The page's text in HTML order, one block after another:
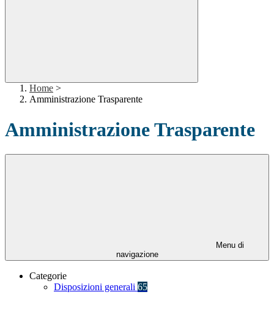
Home >
Amministrazione Trasparente
Amministrazione Trasparente
Menu di
navigazione
Categorie
Disposizioni generali 65